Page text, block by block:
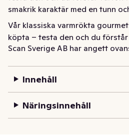
smakrik karaktär med en tunn
Vår klassiska varmrökta
köpta – testa den och du
en smakrik karaktär med en
Scan Sverige AB har angett
Innehåll
Näringsinnehåll